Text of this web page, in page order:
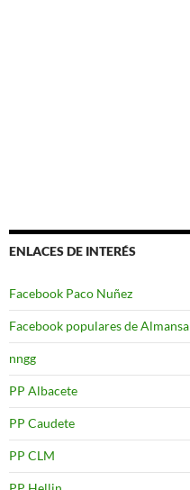
ENLACES DE INTERÉS
Facebook Paco Nuñez
Facebook populares de Almansa
nngg
PP Albacete
PP Caudete
PP CLM